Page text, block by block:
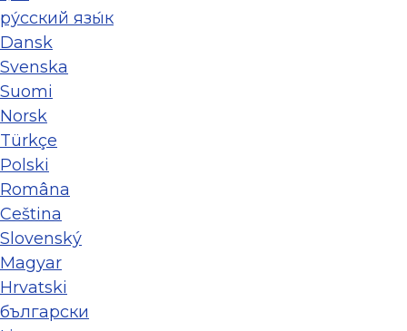
ру́сский язы́к
Dansk
Svenska
Suomi
Norsk
Türkçe
Polski
Româna
Ceština
Slovenský
Magyar
Hrvatski
български